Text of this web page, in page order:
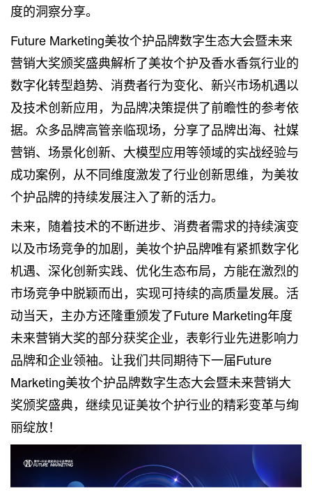
度的洞察分享。
Future Marketing美妆个护品牌数字生态大会暨未来
营销大奖颁奖盛典解析了美妆个护及香水香氛行业的
数字化转型趋势、消费者行为变化、新兴市场机遇以
及技术创新应用，为品牌决策提供了前瞻性的参考依
据。众多品牌高管亲临现场，分享了品牌出海、社媒
营销、场景化创新、大模型应用等领域的实战经验与
成功案例，从不同维度激发了行业创新思维，为美妆
个护品牌的持续发展注入了新的活力。
未来，随着技术的不断进步、消费者需求的持续演变
以及市场竞争的加剧，美妆个护品牌唯有紧抓数字化
机遇、深化创新实践、优化生态布局，方能在激烈的
市场竞争中脱颖而出，实现可持续的高质量发展。活
动当天，主办方还隆重颁发了Future Marketing年度
未来营销大奖的部分获奖企业，表彰行业先进影响力
品牌和企业领袖。让我们共同期待下一届Future
Marketing美妆个护品牌数字生态大会暨未来营销大
奖颁奖盛典，继续见证美妆个护行业的精彩变革与绚
丽绽放！